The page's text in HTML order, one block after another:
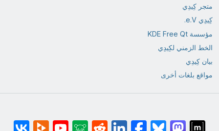
متجر كِيدِي
كِيدِي e.V.
مؤسسة KDE Free Qt
الخط الزمني لكِيدِي
بيان كِيدِي
مواقع بلغات أخرى